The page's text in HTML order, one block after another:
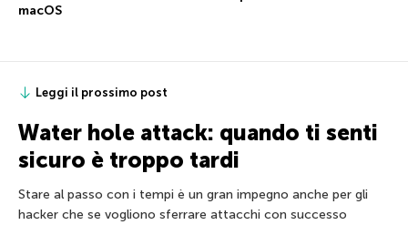
macOS
Leggi il prossimo post
Water hole attack: quando ti senti
sicuro è troppo tardi
Stare al passo con i tempi è un gran impegno anche per gli
hacker che se vogliono sferrare attacchi con successo